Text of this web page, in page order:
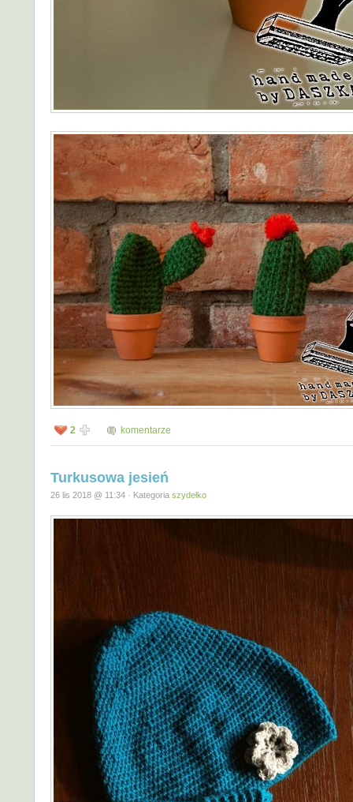
2 komentarze
Turkusowa jesień
26 lis 2018 @ 11:34 · Kategoria szydełko